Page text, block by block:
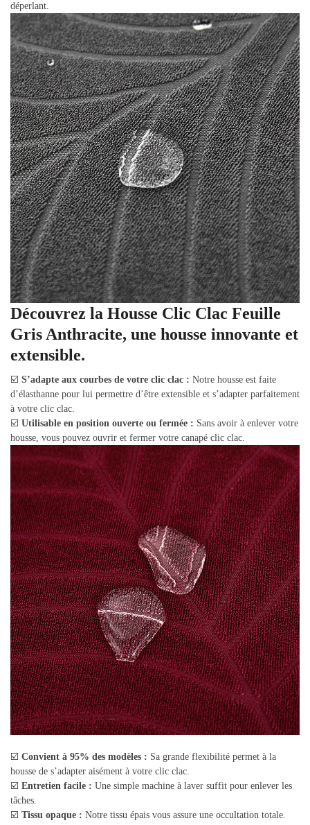
déperlant.
Découvrez la Housse Clic Clac Feuille
Gris Anthracite, une housse innovante et
extensible.
☑️ S’adapte aux courbes de votre clic clac : Notre housse est faite
d’élasthanne pour lui permettre d’être extensible et s’adapter parfaitement
à votre clic clac.
☑️ Utilisable en position ouverte ou fermée : Sans avoir à enlever votre
housse, vous pouvez ouvrir et fermer votre canapé clic clac.
☑️ Convient à 95% des modèles : Sa grande flexibilité permet à la
housse de s’adapter aisément à votre clic clac.
☑️ Entretien facile : Une simple machine à laver suffit pour enlever les
tâches.
☑️ Tissu opaque : Notre tissu épais vous assure une occultation totale.